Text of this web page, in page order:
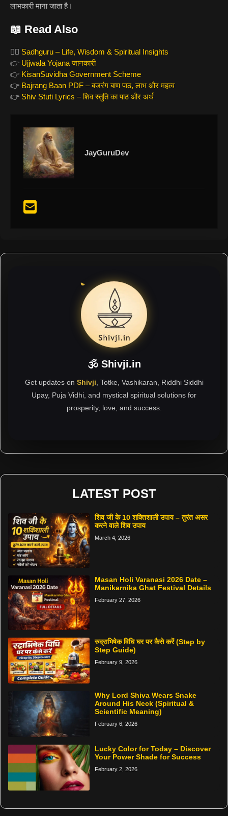
लाभकारी माना जाता है।
📖 Read Also
🧘‍♂️ Sadhguru – Life, Wisdom & Spiritual Insights
👉 Ujjwala Yojana जानकारी
👉 KisanSuvidha Government Scheme
👉 Bajrang Baan PDF – बजरंग बाण पाठ, लाभ और महत्व
👉 Shiv Stuti Lyrics – शिव स्तुति का पाठ और अर्थ
JayGuruDev
🕉 Shivji.in
Get updates on Shivji , Totke, Vashikaran, Riddhi Siddhi
Upay, Puja Vidhi, and mystical spiritual solutions for
prosperity, love, and success.
LATEST POST
शिव जी के 10 शक्तिशाली उपाय – तुरंत असर
करने वाले शिव उपाय
March 4, 2026
Masan Holi Varanasi 2026 Date –
Manikarnika Ghat Festival Details
February 27, 2026
रुद्राभिषेक विधि घर पर कैसे करें (Step by
Step Guide)
February 9, 2026
Why Lord Shiva Wears Snake
Around His Neck (Spiritual &
Scientific Meaning)
February 6, 2026
Lucky Color for Today – Discover
Your Power Shade for Success
February 2, 2026